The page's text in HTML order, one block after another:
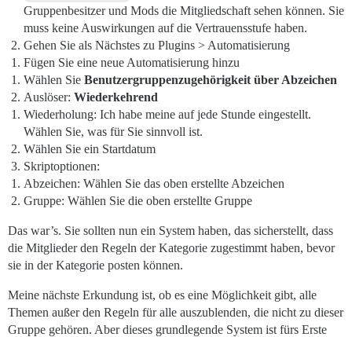
Gruppenbesitzer und Mods die Mitgliedschaft sehen können. Sie
muss keine Auswirkungen auf die Vertrauensstufe haben.
Gehen Sie als Nächstes zu Plugins > Automatisierung
Fügen Sie eine neue Automatisierung hinzu
Wählen Sie Benutzergruppenzugehörigkeit über Abzeichen
Auslöser: Wiederkehrend
Wiederholung: Ich habe meine auf jede Stunde eingestellt.
Wählen Sie, was für Sie sinnvoll ist.
Wählen Sie ein Startdatum
Skriptoptionen:
Abzeichen: Wählen Sie das oben erstellte Abzeichen
Gruppe: Wählen Sie die oben erstellte Gruppe
Das war’s. Sie sollten nun ein System haben, das sicherstellt, dass
die Mitglieder den Regeln der Kategorie zugestimmt haben, bevor
sie in der Kategorie posten können.
Meine nächste Erkundung ist, ob es eine Möglichkeit gibt, alle
Themen außer den Regeln für alle auszublenden, die nicht zu dieser
Gruppe gehören. Aber dieses grundlegende System ist fürs Erste